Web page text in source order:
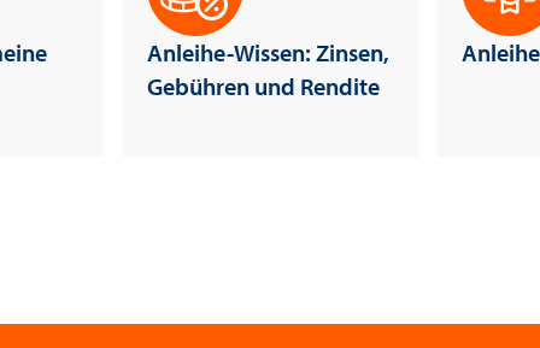
Anleihe-Wissen: Zinsen,
Gebühren und Rendite
Anleihen der PCC SE